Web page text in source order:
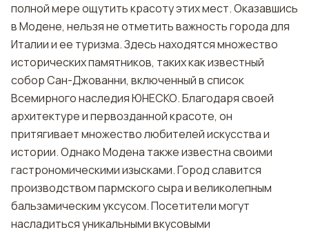
полной мере ощутить красоту этих мест. Оказавшись
в Модене, нельзя не отметить важность города для
Италии и ее туризма. Здесь находятся множество
исторических памятников, таких как известный
собор Сан-Джованни, включенный в список
Всемирного наследия ЮНЕСКО. Благодаря своей
архитектуре и первозданной красоте, он
притягивает множество любителей искусства и
истории. Однако Модена также известна своими
гастрономическими изысками. Город славится
производством пармского сыра и великолепным
бальзамическим уксусом. Посетители могут
насладиться уникальными вкусовыми